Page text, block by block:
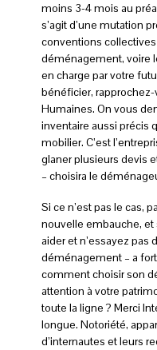
moins 3-4 mois au
s’agit d’une mutation
conventions
déménagement, voire
en charge par votre
bénéficier,
Humaines. On vous
inventaire aussi précis
mobilier. C’est
glaner plusieurs devis
– choisira le
Si ce n’est pas le cas,
nouvelle embauche, et
aider et n’essayez pas
déménagement – a
comment choisir son
attention à votre
toute la ligne ? Merci
longue. Notoriété,
d’internautes et leurs